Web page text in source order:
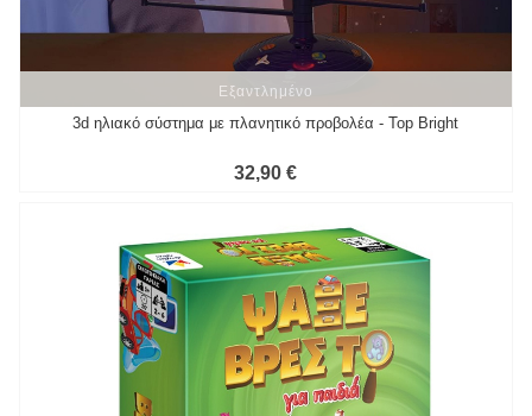
Εξαντλημένο
Εξαντλημένο
3d ηλιακό σύστημα με πλανητικό προβολέα - Top Bright
32,90 €